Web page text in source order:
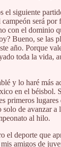
el siguiente
campeón será
con el dominio
Bueno, se las
año. Porque
toda la vida,
y lo haré más
en el béisbol.
primeros
solo de avanzar a
al hilo.
el deporte que
amigos de